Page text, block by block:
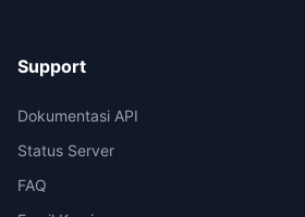
Support
Dokumentasi API
Status Server
FAQ